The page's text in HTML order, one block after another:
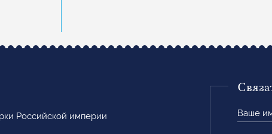
Российской империи
имя